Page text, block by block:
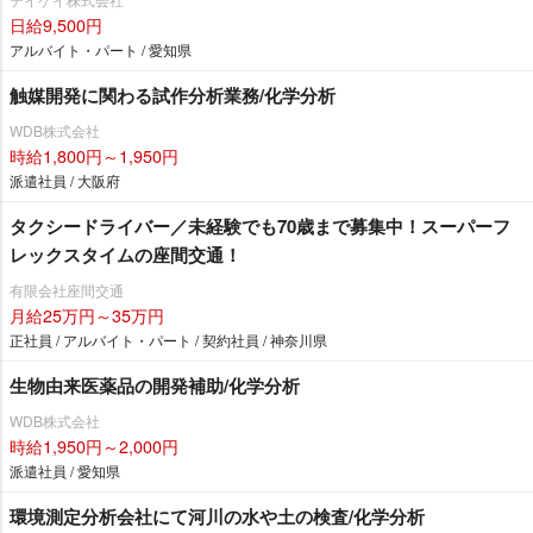
日給9,500円
アルバイト・パート / 愛知県
触媒開発に関わる試作分析業務/化学分析
WDB株式会社
時給1,800円～1,950円
派遣社員 / 大阪府
タクシードライバー／未経験でも70歳まで募集中！スーパーフ
レックスタイムの座間交通！
有限会社座間交通
月給25万円～35万円
正社員 / アルバイト・パート / 契約社員 / 神奈川県
生物由来医薬品の開発補助/化学分析
WDB株式会社
時給1,950円～2,000円
派遣社員 / 愛知県
環境測定分析会社にて河川の水や土の検査/化学分析